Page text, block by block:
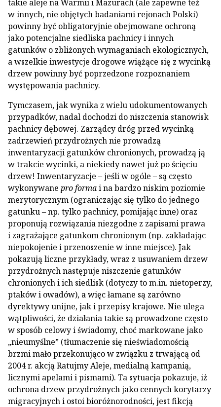
takie aleje na Warmii i Mazurach (ale zapewne też
w innych, nie objętych badaniami rejonach Polski)
powinny być obligatoryjnie obejmowane ochroną
jako potencjalne siedliska pachnicy i innych
gatunków o zbliżonych wymaganiach ekologicznych,
a wszelkie inwestycje drogowe wiążące się z wycinką
drzew powinny być poprzedzone rozpoznaniem
występowania pachnicy.
Tymczasem, jak wynika z wielu udokumentowanych
przypadków, nadal dochodzi do niszczenia stanowisk
pachnicy dębowej. Zarządcy dróg przed wycinką
zadrzewień przydrożnych nie prowadzą
inwentaryzacji gatunków chronionych, prowadzą ją
w trakcie wycinki, a niekiedy nawet już po ścięciu
drzew! Inwentaryzacje – jeśli w ogóle – są często
wykonywane pro formai na bardzo niskim poziomie
merytorycznym (ograniczając się tylko do jednego
gatunku – np. tylko pachnicy, pomijając inne) oraz
proponują rozwiązania niezgodne z zapisami prawa
i zagrażające gatunkom chronionym (np. zakładając
niepokojenie i przenoszenie w inne miejsce). Jak
pokazują liczne przykłady, wraz z usuwaniem drzew
przydrożnych następuje niszczenie gatunków
chronionych i ich siedlisk (dotyczy to m.in. nietoperzy,
ptaków i owadów), a więc łamane są zarówno
dyrektywy unijne, jak i przepisy krajowe. Nie ulega
wątpliwości, że działania takie są prowadzone często
w sposób celowy i świadomy, choć markowane jako
„nieumyślne” (tłumaczenie się nieświadomością
brzmi mało przekonująco w związku z trwającą od
2004 r. akcją Ratujmy Aleje, medialną kampanią,
licznymi apelami i pismami). Ta sytuacja pokazuje, iż
ochrona drzew przydrożnych jako cennych korytarzy
migracyjnych i ostoi bioróżnorodności, jest fikcją